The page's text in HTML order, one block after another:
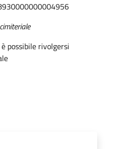
possibile rivolgersi